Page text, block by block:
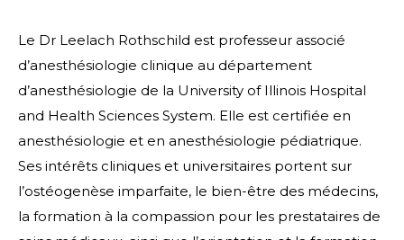
Le Dr Leelach Rothschild est professeur associé
d’anesthésiologie clinique au département
d’anesthésiologie de la University of Illinois Hospital
and Health Sciences System. Elle est certifiée en
anesthésiologie et en anesthésiologie pédiatrique.
Ses intérêts cliniques et universitaires portent sur
l’ostéogenèse imparfaite, le bien-être des médecins,
la formation à la compassion pour les prestataires de